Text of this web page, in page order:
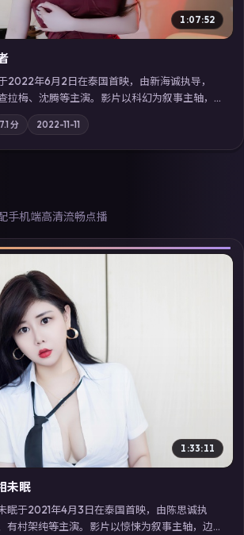
1:07:52
2022年6月2日在泰国首映，由新海诚执导，
拉梅、沈腾等主演。影片以科幻为叙事主轴，
跨国灰色产业链；摄影与配乐强化地域气质；
产免费观看高清电视剧在线看」延展检索同类
高清在线追剧体验。
7.1分 2022-11-11
手机端高清流畅点播
▶
1:33:11
未眠
眠于2021年4月3日在泰国首映，由陈思诚执
有村架纯等主演。影片以惊悚为叙事主轴，边